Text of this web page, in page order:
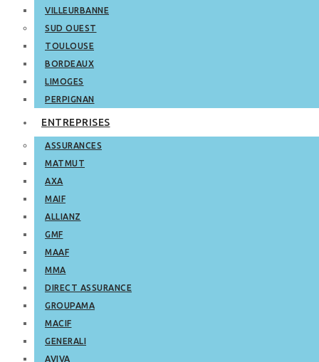
VILLEURBANNE
SUD OUEST
TOULOUSE
BORDEAUX
LIMOGES
PERPIGNAN
ENTREPRISES
ASSURANCES
MATMUT
AXA
MAIF
ALLIANZ
GMF
MAAF
MMA
DIRECT ASSURANCE
GROUPAMA
MACIF
GENERALI
AVIVA